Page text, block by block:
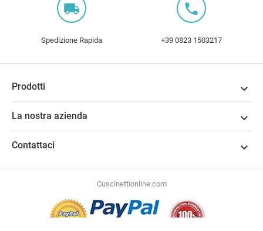
local_shipping
Spedizione Rapida
local_phone
+39 0823 1503217
Prodotti 
La nostra azienda 
Contattaci 
Cuscinettionline.com